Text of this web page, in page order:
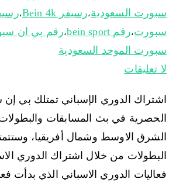
سبورت السعودية،رسيفر Bein 4k ،
سبورت،رقم bein sport ،رقم بي ان
سبورت الموحد السعودية
لا تعليقات
اشتراك الدوري الإسباني تمتلك بي
الحصرية في بث المسابقات
الشرق الاوسط وشمال أفريقيا،
البطولات من خلال اشتراك الدوري